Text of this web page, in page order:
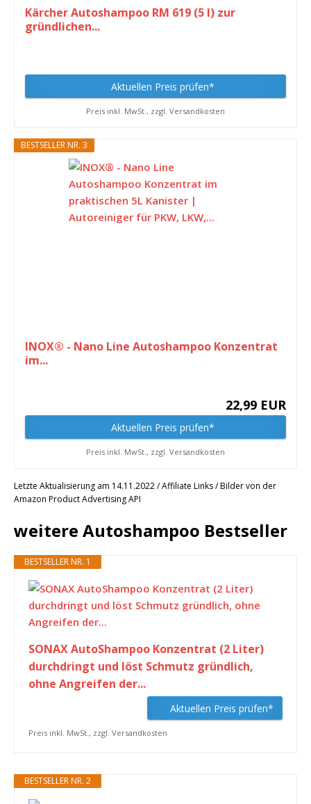
Kärcher Autoshampoo RM 619 (5 l) zur
gründlichen...
Aktuellen Preis prüfen*
Preis inkl. MwSt., zzgl. Versandkosten
BESTSELLER NR. 3
INOX® - Nano Line Autoshampoo Konzentrat
im...
22,99 EUR
Aktuellen Preis prüfen*
Preis inkl. MwSt., zzgl. Versandkosten
Letzte Aktualisierung am 14.11.2022 / Affiliate Links / Bilder von der
Amazon Product Advertising API
weitere Autoshampoo Bestseller
BESTSELLER NR. 1
SONAX AutoShampoo Konzentrat (2 Liter)
durchdringt und löst Schmutz gründlich,
ohne Angreifen der...
Aktuellen Preis prüfen*
Preis inkl. MwSt., zzgl. Versandkosten
BESTSELLER NR. 2